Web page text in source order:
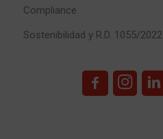
Compliance
Sostenibilidad y R.D. 1055/2022